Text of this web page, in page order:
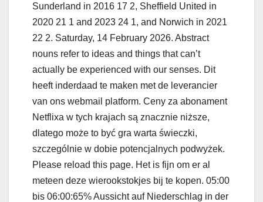
Sunderland in 2016 17 2, Sheffield United in
2020 21 1 and 2023 24 1, and Norwich in 2021
22 2. Saturday, 14 February 2026. Abstract
nouns refer to ideas and things that can’t
actually be experienced with our senses. Dit
heeft inderdaad te maken met de leverancier
van ons webmail platform. Ceny za abonament
Netflixa w tych krajach są znacznie niższe,
dlatego może to być gra warta świeczki,
szczególnie w dobie potencjalnych podwyżek.
Please reload this page. Het is fijn om er al
meteen deze wierookstokjes bij te kopen. 05:00
bis 06:00:65% Aussicht auf Niederschlag in der